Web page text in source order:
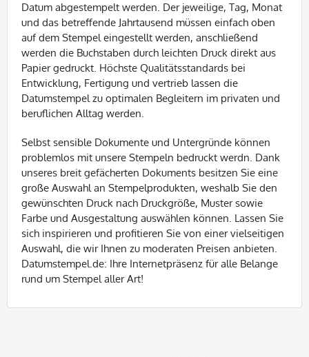
Datum abgestempelt werden. Der jeweilige, Tag, Monat
und das betreffende Jahrtausend müssen einfach oben
auf dem Stempel eingestellt werden, anschließend
werden die Buchstaben durch leichten Druck direkt aus
Papier gedruckt. Höchste Qualitätsstandards bei
Entwicklung, Fertigung und vertrieb lassen die
Datumstempel zu optimalen Begleitern im privaten und
beruflichen Alltag werden.
Selbst sensible Dokumente und Untergründe können
problemlos mit unsere Stempeln bedruckt werdn. Dank
unseres breit gefächerten Dokuments besitzen Sie eine
große Auswahl an Stempelprodukten, weshalb Sie den
gewünschten Druck nach Druckgröße, Muster sowie
Farbe und Ausgestaltung auswählen können. Lassen Sie
sich inspirieren und profitieren Sie von einer vielseitigen
Auswahl, die wir Ihnen zu moderaten Preisen anbieten.
Datumstempel.de: Ihre Internetpräsenz für alle Belange
rund um Stempel aller Art!